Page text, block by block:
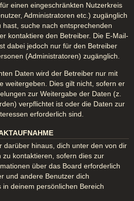
einen eingeschränkten Nutzerkreis
Administratoren etc.) zugänglich
suche nach entsprechenden
kontaktiere den Betreiber. Die E-Mail-
dabei jedoch nur für den Betreiber
(Administratoren) zugänglich.
Daten wird der Betreiber nur mit
weitergeben. Dies gilt nicht, sofern er
zur Weitergabe der Daten (z.
verpflichtet ist oder die Daten zur
erforderlich sind.
darüber hinaus, dich unter den von dir
kontaktieren, sofern dies zur
über das Board erforderlich
und andere Benutzer dich
deinem persönlichen Bereich